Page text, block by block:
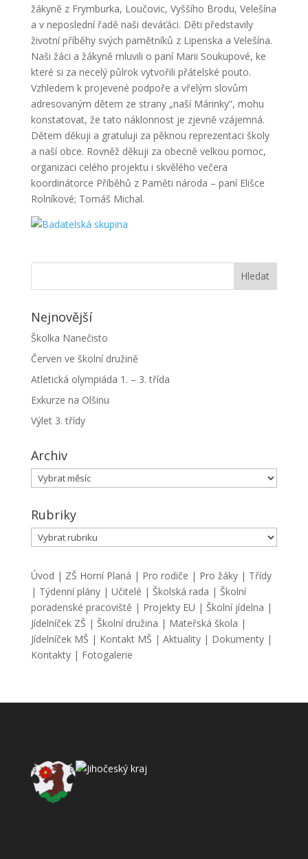
žákyně z Frymburka, Loučovic, Vyššího Brodu, Velešína
a v neposlední řadě naši deváťáci. Děti představily
životní příběhy svých pamětníků z Lipenska a Velešína.
Naši žáci a žákyně mluvili o paní Marii Soukupové, ke
které si za necelý půlrok vytvořili přátelské pouto.
Vzhledem k projevené podpoře a vřelým slovům
adresovaným dětem ze strany „naší Márinky“, mohu
konstatovat, že tato náklonnost je zjevně vzájemná.
Dětem děkuji a gratuluji za pěknou reprezentaci školy
a naší obce. Rovněž děkuji za obecně velkou pomoc,
organizaci celého projektu i skvělého večera
koordinátorce Příběhů z Paměti národa – paní Elišce
Rolníkové; Tomáš Michal.
Nejnovější
Školka Nanečisto
Červen ve školní družině
Atletická olympiáda 1. – 3. třída
Exkurze na Olšinu
Výlet 3. třídy
Archiv
Archiv
Rubriky
Rubriky
Úvod | ZŠ Horní Planá | Pro rodiče | Pro žáky| Třídy
| Týdenní plány| Učitelé | Školská rada | Školní
poradenské pracoviště | Projekty EU | Školní jídelna |
Jídelníček ZŠ | Školní družina | Mateřská škola |
Jídelníček MŠ | Kontakt MŠ | Aktuality| Dokumenty|
Kontakty| Fotogalerie